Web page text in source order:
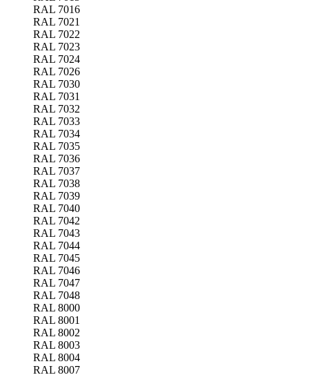
RAL 7016
RAL 7021
RAL 7022
RAL 7023
RAL 7024
RAL 7026
RAL 7030
RAL 7031
RAL 7032
RAL 7033
RAL 7034
RAL 7035
RAL 7036
RAL 7037
RAL 7038
RAL 7039
RAL 7040
RAL 7042
RAL 7043
RAL 7044
RAL 7045
RAL 7046
RAL 7047
RAL 7048
RAL 8000
RAL 8001
RAL 8002
RAL 8003
RAL 8004
RAL 8007